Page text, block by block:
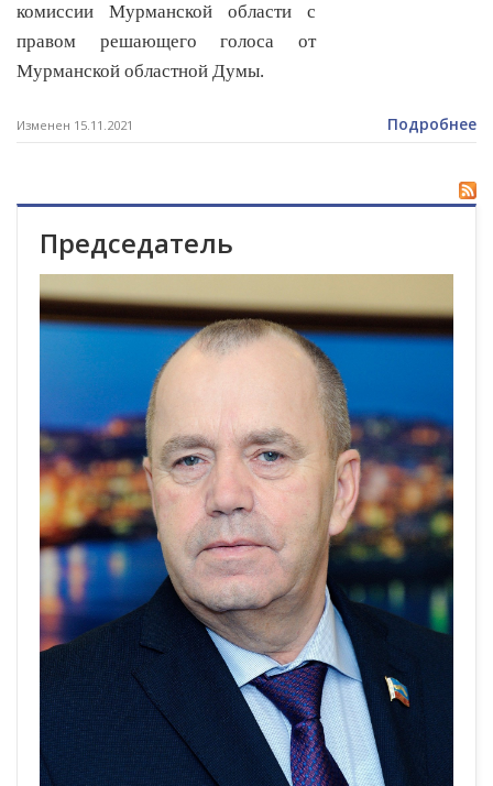
комиссии Мурманской области с
правом решающего голоса от
Мурманской областной Думы.
Изменен 15.11.2021 Подробнее
Председатель